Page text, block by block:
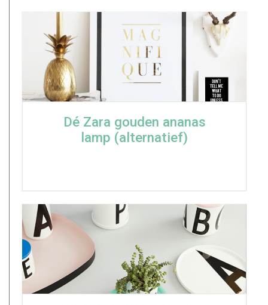
Dé Zara gouden ananas
lamp (alternatief)